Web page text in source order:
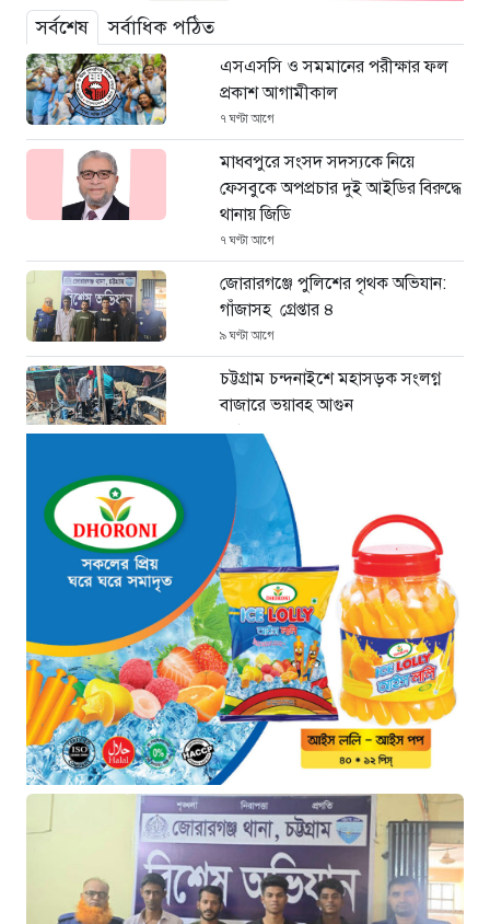
সর্বশেষ সর্বাধিক পঠিত
এসএসসি ও সমমানের পরীক্ষার ফল
প্রকাশ আগামীকাল
৭ ঘণ্টা আগে
মাধবপুরে সংসদ সদস্যকে নিয়ে
ফেসবুকে অপপ্রচার দুই আইডির বিরুদ্ধে
থানায় জিডি
৭ ঘণ্টা আগে
জোরারগঞ্জে পুলিশের পৃথক অভিযান:
গাঁজাসহ গ্রেপ্তার ৪
৯ ঘণ্টা আগে
চট্টগ্রাম চন্দনাইশে মহাসড়ক সংলগ্ন
বাজারে ভয়াবহ আগুন
৯ ঘণ্টা আগে
“হাসিনার অনুমতিতেই ইন্টারনেট বন্ধের
পরিকল্পনা বাস্তবায়ন করেন কাদের”
৯ ঘণ্টা আগে
“চাঁদপুরে ঝটিকা সফরে স্বাস্থ্যমন্ত্রী,
সিভিল সার্জনকে বদলির নির্দেশ”
১০ ঘণ্টা আগে
“রাষ্ট্রপতি পদ: ইসি থেকে বিএনপির দুটি
মনোনয়নপত্র সংগ্রহ”
১০ ঘণ্টা আগে
যুক্তরাষ্ট্রের সামনে ইরানের ৬ শর্ত:
তবেই খুলবে হরমুজ প্রণালি
১১ ঘণ্টা আগে
মহাস্থানগড়ে নির্মাণে স্থিতাবস্থা বজায়
রাখার নির্দেশ, আপিলের অনুমতি পেল
সরকার